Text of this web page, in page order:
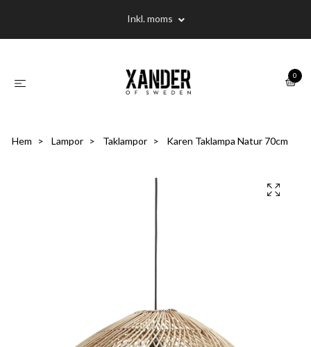
Inkl. moms
0
Hem Lampor Taklampor Karen Taklampa Natur 70cm